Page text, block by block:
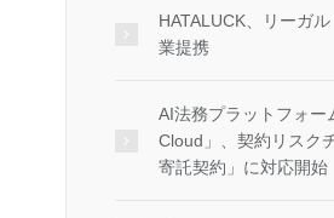
HATALUCK、リーガ
業提携
AI法務プラットフォー
Cloud」、契約リスク
寄託契約」に対応開始